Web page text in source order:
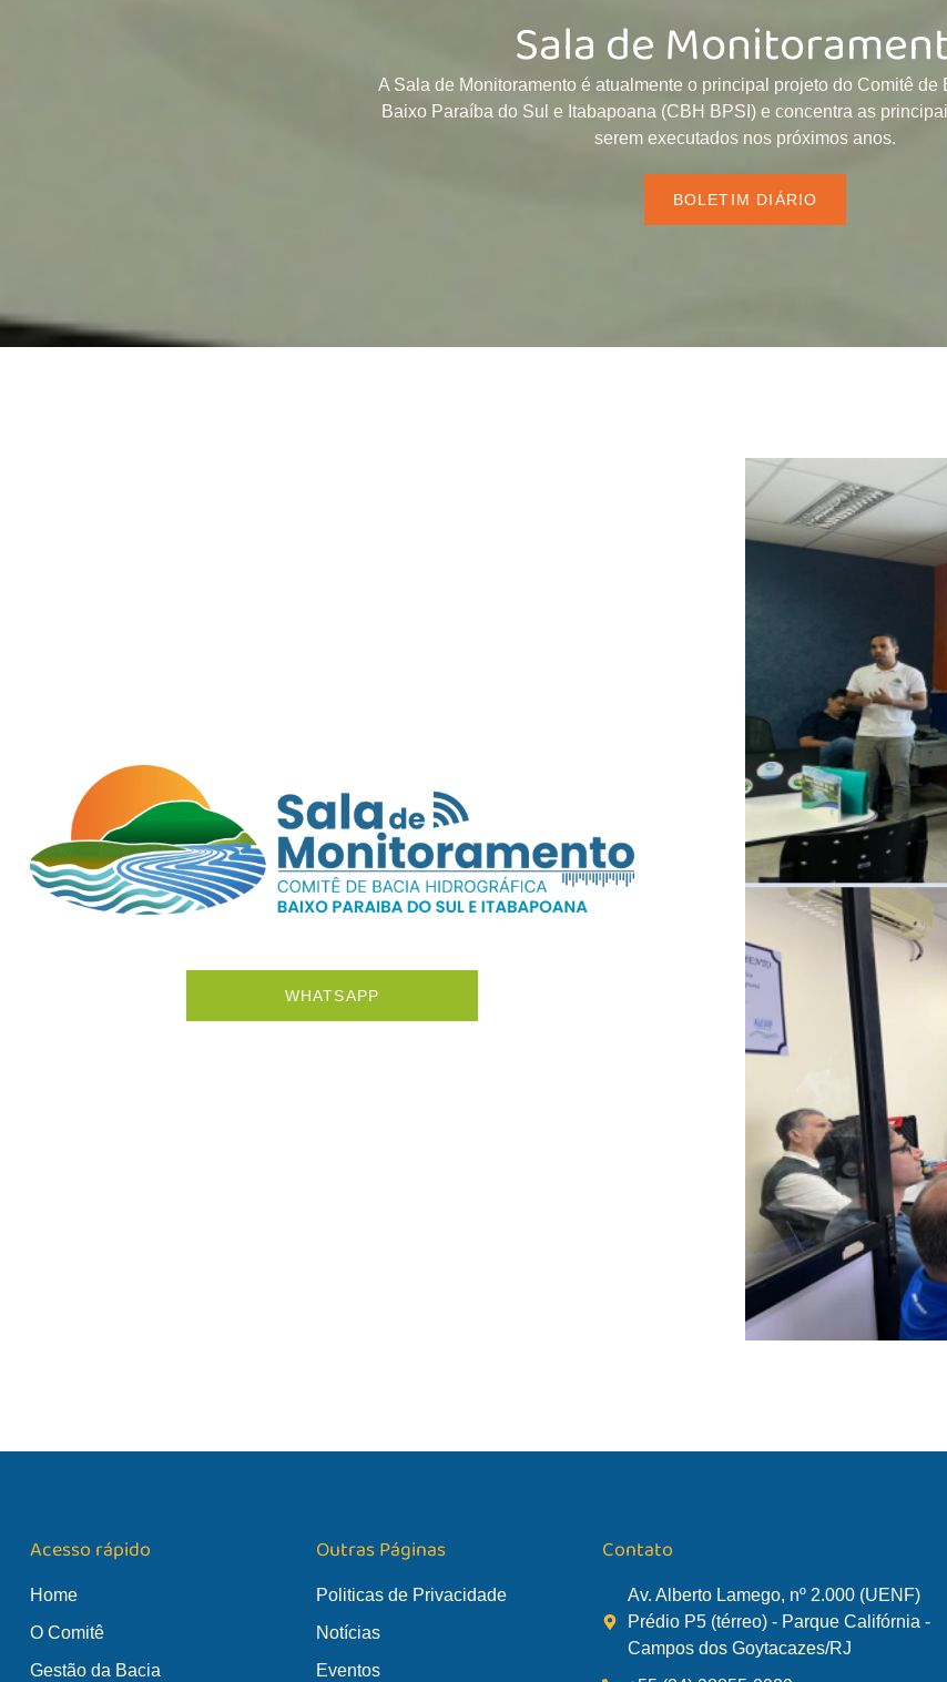
Sala de
A Sala de Monitoramento é atualmente o principal projeto do Comitê de
Baixo Paraíba do Sul e Itabapoana (CBH BPSI) e concentra as
serem executados nos próximos anos.
BOLETIM DIÁRIO
WHATSAPP
Acesso rápido
Home
O Comitê
Gestão da Bacia
Outras Páginas
Politicas de Privacidade
Notícias
Eventos
Contato
Av. Alberto Lamego, nº 2.000 (UENF)
Prédio P5 (térreo) - Parque Califórnia -
Campos dos Goytacazes/RJ